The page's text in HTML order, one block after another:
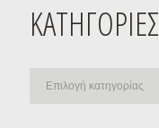
ΚΑΤΗΓΟΡΊΕΣ